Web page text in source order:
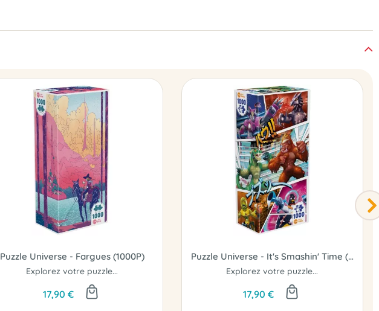
Puzzle Universe - Fargues (1000P)
Explorez votre puzzle...
17,90 €
Puzzle Universe - It's Smashin' Time (1000P)
Explorez votre puzzle...
17,90 €